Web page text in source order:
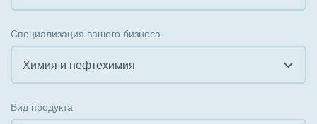
Внедрение КЭДО
Интеграция с 1С
Специализация вашего бизнеса
Химия и нефтехимия
Вид продукта